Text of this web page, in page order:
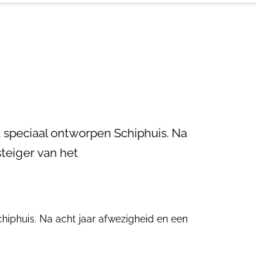
ontworpen Schiphuis. Na
van het
Na acht jaar afwezigheid en een